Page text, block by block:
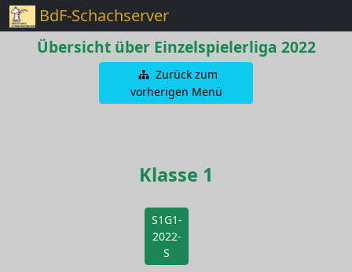
BdF-Schachserver
Übersicht über Einzelspielerliga 2022
Zurück zum
vorherigen Menü
Klasse 1
S1G1-
2022-
S